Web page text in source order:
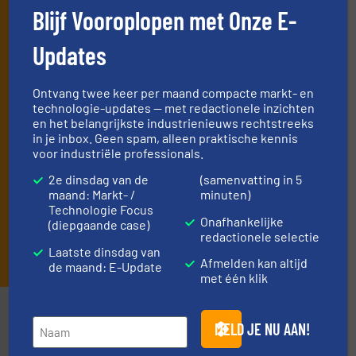
Door je aan te melden voor onze lijst, ga je akkoord met
voorwaarden
. We versturen maandelijks twee
nieuwsbrieven, de maandelijkse E-Update (iedere laatste
dinsdag van de maand) met algemene updates uit de branche
en één E-Product nieuwsbrief (iedere tweede dinsdag van de
maand) die gericht is op een bepaalde technologie.
INSCHRIJVEN
Partners
Blijf Vooroplopen met Onze E-
Updates
Ontvang twee keer per maand compacte markt- en
technologie-updates — met redactionele inzichten
en het belangrijkste industrienieuws rechtstreeks
in je inbox. Geen spam, alleen praktische kennis
voor industriële professionals.
2e dinsdag van de
maand: Markt- /
Technologie Focus
(diepgaande case)
Laatste dinsdag van
de maand: E-Update
(samenvatting in 5
minuten)
Onafhankelijke
redactionele selectie
Afmelden kan altijd
met één klik
MELD JE NU AAN!